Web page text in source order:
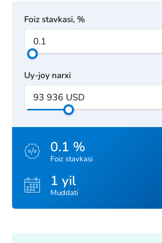
Foiz stavkasi, %
Uy-joy narxi
0.1 %
Foiz stavkasi
1 yil
Muddati